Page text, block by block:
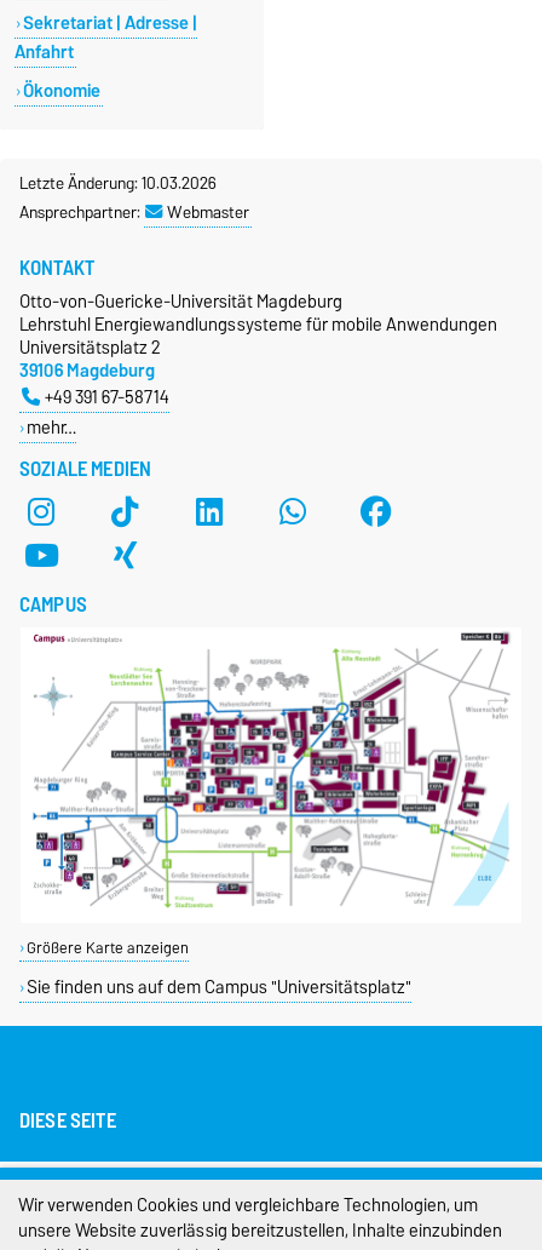
Sekretariat | Adresse |
Anfahrt
Ökonomie
Letzte Änderung: 10.03.2026
Ansprechpartner:
Webmaster
SOZIALE MEDIEN
KONTAKT
Otto-von-Guericke-Universität Magdeburg
Lehrstuhl Energiewandlungssysteme für mobile Anwendungen
Universitätsplatz 2
39106 Magdeburg
+49 391 67-58714
mehr…
CAMPUS
Größere Karte anzeigen
Sie finden uns auf dem Campus "Universitätsplatz"
DIESE SEITE
Impressum
Datenschutz
Wir verwenden Cookies und vergleichbare Technologien, um
unsere Website zuverlässig bereitzustellen, Inhalte einzubinden